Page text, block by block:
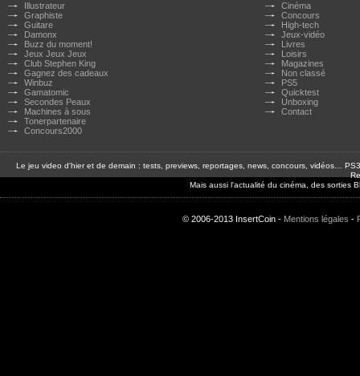
Illustrateur
Graphiste
Guitare
Damonx
Buzz du moment!
Jeux Jeux Jeux
Club Stephen King
Gagnez des cadeaux
Winbuz
Gamatomic
Secondes Peaux
Machines à sous
Tonerpartenaire
Concours2000
Cinéma
Concours
High-tech
Jeux-vidéo
Livres
Loisirs
Magazines
Non classé
PS5
Quicktest
Unboxing
Contact
Le jeu video d'hier et de demain : tests, previews, reportages, news, concours, vidéos…
Mais aussi l'actualité du cinéma, des sorties
© 2006-2013 InsertCoin - Mentions légales -